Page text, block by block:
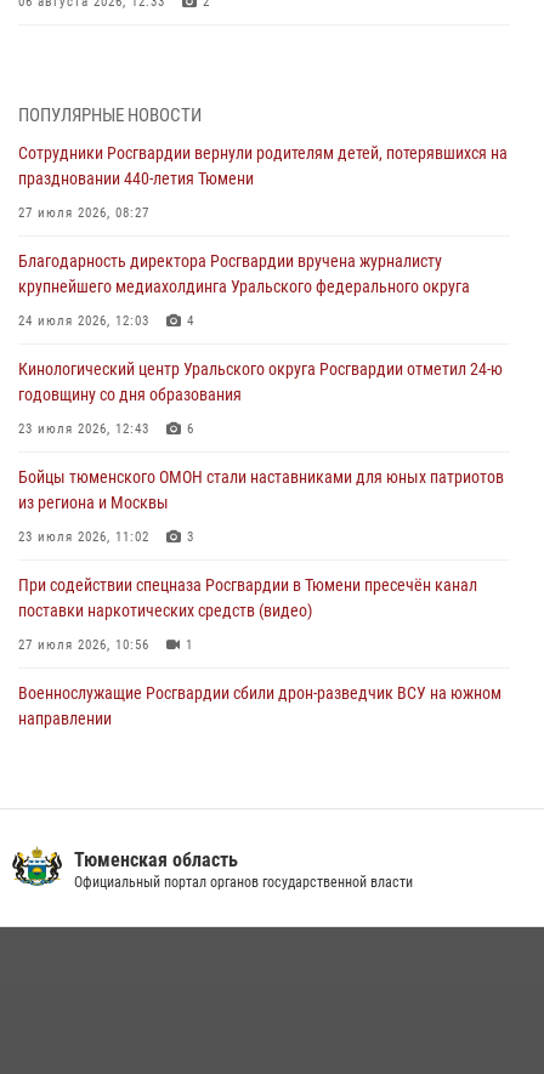
06 августа 2026, 04:41 3
Росгвардейцы в Тюменской области почтили память генерала
армии Ивана Кирилловича Яковлева
05 августа 2026, 11:03
В Тюмени офицер Росгвардии в радиоэфире напомнил гражданам о
мерах безопасного владения оружием
05 августа 2026, 09:56
Военнослужащие Росгвардии сбили дрон-разведчик ВСУ на южном
направлении
05 августа 2026, 05:35
Стальной характер продемонстрировали росгвардейцы в ходе
масштабных спортивных событий на Урале
05 августа 2026, 05:22
ПОПУЛЯРНЫЕ НОВОСТИ
Сотрудники Росгвардии вернули родителям детей, потерявшихся на
праздновании 440-летия Тюмени
27 июля 2026, 08:27
Благодарность директора Росгвардии вручена журналисту
крупнейшего медиахолдинга Уральского федерального округа
24 июля 2026, 12:03 4
Кинологический центр Уральского округа Росгвардии отметил 24-ю
годовщину со дня образования
23 июля 2026, 12:43 6
Бойцы тюменского ОМОН стали наставниками для юных патриотов
из региона и Москвы
23 июля 2026, 11:02 3
При содействии спецназа Росгвардии в Тюмени пресечён канал
поставки наркотических средств (видео)
27 июля 2026, 10:56 1
Военнослужащие Росгвардии сбили дрон-разведчик ВСУ на южном
направлении
03 августа 2026, 07:23 1
Тюменская область
Официальный портал органов государственной власти